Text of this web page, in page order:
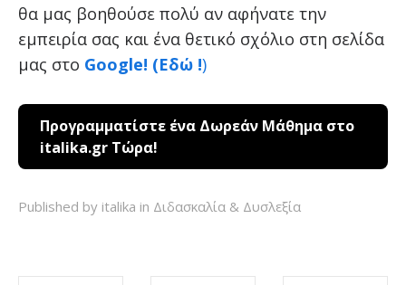
θα μας βοηθούσε πολύ αν αφήνατε την
εμπειρία σας και ένα θετικό σχόλιο στη σελίδα
μας στο Google! (Εδώ !)
Προγραμματίστε ένα Δωρεάν Μάθημα στο
italika.gr Τώρα!
Published by italika in Διδασκαλία & Δυσλεξία